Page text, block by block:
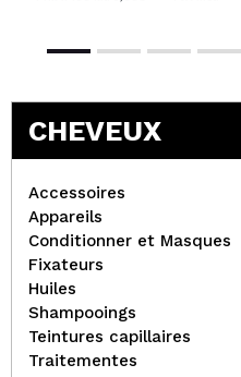
CHEVEUX
Accessoires
Appareils
Conditionner et Masques
Fixateurs
Huiles
Shampooings
Teintures capillaires
Traitementes